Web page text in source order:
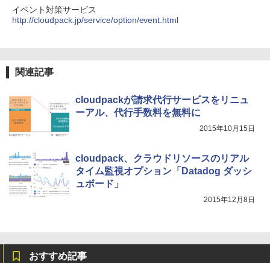
イベント対策サービス
http://cloudpack.jp/service/option/event.html
関連記事
cloudpackが請求代行サービスをリニュ
ーアル、代行手数料を無料に
2015年10月15日
cloudpack、クラウドリソースのリアル
タイム監視オプション「Datadog ダッシ
ュボード」
2015年12月8日
おすすめ記事